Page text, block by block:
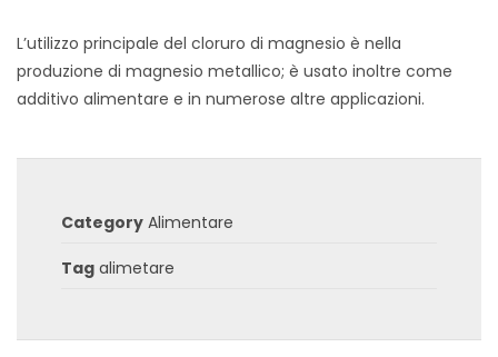
L’utilizzo principale del cloruro di magnesio è nella
produzione di magnesio metallico; è usato inoltre come
additivo alimentare e in numerose altre applicazioni.
Category Alimentare
Tag alimetare